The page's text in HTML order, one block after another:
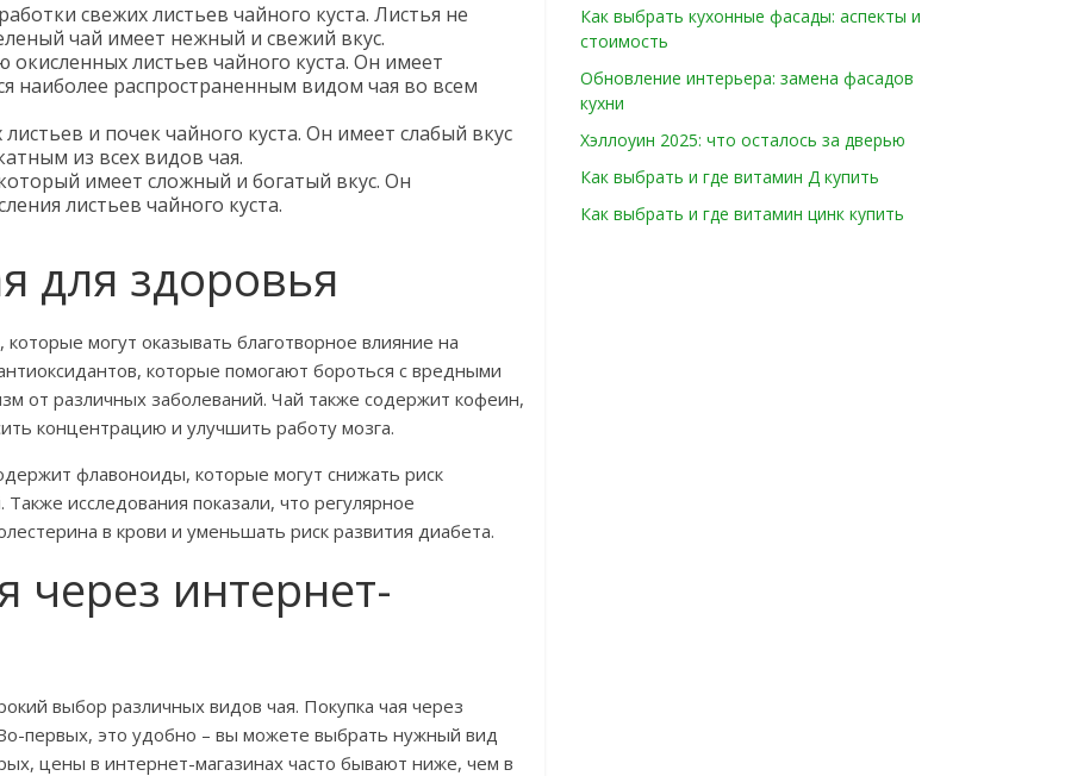
свежих листьев чайного куста. Листья не
чай имеет нежный и свежий вкус.
окисленных листьев чайного куста. Он имеет
наиболее распространенным видом чая во всем
и почек чайного куста. Он имеет слабый вкус
из всех видов чая.
имеет сложный и богатый вкус. Он
листьев чайного куста.
для здоровья
могут оказывать благотворное влияние на
которые помогают бороться с вредными
от различных заболеваний. Чай также содержит кофеин,
концентрацию и улучшить работу мозга.
флавоноиды, которые могут снижать риск
исследования показали, что регулярное
в крови и уменьшать риск развития диабета.
через интернет-
выбор различных видов чая. Покупка чая через
первых, это удобно – вы можете выбрать нужный вид
цены в интернет-магазинах часто бывают ниже, чем в
Как выбрать кухонные фасады: аспекты и
стоимость
Обновление интерьера: замена фасадов
кухни
Хэллоуин 2025: что осталось за дверью
Как выбрать и где витамин Д купить
Как выбрать и где витамин цинк купить